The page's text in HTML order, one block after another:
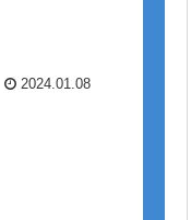
2024.01.08